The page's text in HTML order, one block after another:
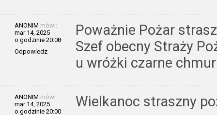
ANONIM mówi:
mar 14, 2025
o godzinie 20:08
Odpowiedz
Poważnie Pożar
Szef obecny Straży
u wróżki czarne
ANONIM mówi:
mar 14, 2025
o godzinie 20:00
Wielkanoc straszny